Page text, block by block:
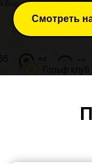
Смотреть